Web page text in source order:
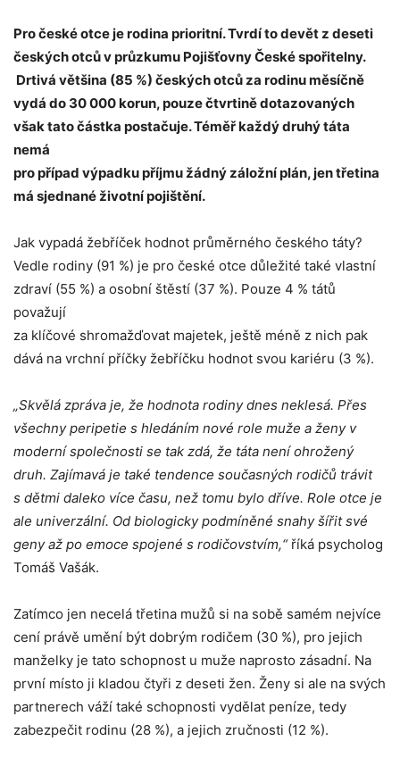
Pro české otce je rodina prioritní. Tvrdí to devět z deseti
českých otců v průzkumu Pojišťovny České spořitelny.
Drtivá většina (85 %) českých otců za rodinu měsíčně
vydá do 30 000 korun, pouze čtvrtině dotazovaných
však tato částka postačuje. Téměř každý druhý táta
nemá
pro případ výpadku příjmu žádný záložní plán, jen třetina
má sjednané životní pojištění.
Jak vypadá žebříček hodnot průměrného českého táty?
Vedle rodiny (91 %) je pro české otce důležité také vlastní
zdraví (55 %) a osobní štěstí (37 %). Pouze 4 % tátů
považují
za klíčové shromažďovat majetek, ještě méně z nich pak
dává na vrchní příčky žebříčku hodnot svou kariéru (3 %).
„Skvělá zpráva je, že hodnota rodiny dnes neklesá. Přes
všechny peripetie s hledáním nové role muže a ženy v
moderní společnosti se tak zdá, že táta není ohrožený
druh. Zajímavá je také tendence současných rodičů trávit
s dětmi daleko více času, než tomu bylo dříve. Role otce je
ale univerzální. Od biologicky podmíněné snahy šířit své
geny až po emoce spojené s rodičovstvím,“říká psycholog
Tomáš Vašák.
Zatímco jen necelá třetina mužů si na sobě samém nejvíce
cení právě umění být dobrým rodičem (30 %), pro jejich
manželky je tato schopnost u muže naprosto zásadní. Na
první místo ji kladou čtyři z deseti žen. Ženy si ale na svých
partnerech váží také schopnosti vydělat peníze, tedy
zabezpečit rodinu (28 %), a jejich zručnosti (12 %).